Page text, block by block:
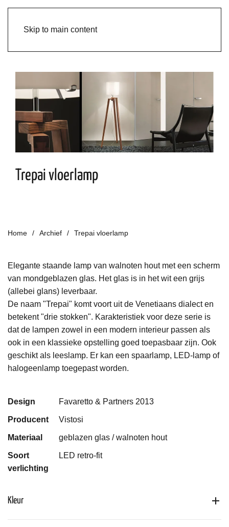
Skip to main content
Trepai vloerlamp
Home Archief Trepai vloerlamp
Elegante staande lamp van walnoten hout met een scherm
van mondgeblazen glas. Het glas is in het wit een grijs
(allebei glans) leverbaar.
De naam "Trepai" komt voort uit de Venetiaans dialect en
betekent "drie stokken". Karakteristiek voor deze serie is
dat de lampen zowel in een modern interieur passen als
ook in een klassieke opstelling goed toepasbaar zijn. Ook
geschikt als leeslamp. Er kan een spaarlamp, LED-lamp of
halogeenlamp toegepast worden.
Design Favaretto & Partners 2013
Producent Vistosi
Materiaal geblazen glas / walnoten hout
Soort
verlichting
LED retro-fit
Kleur